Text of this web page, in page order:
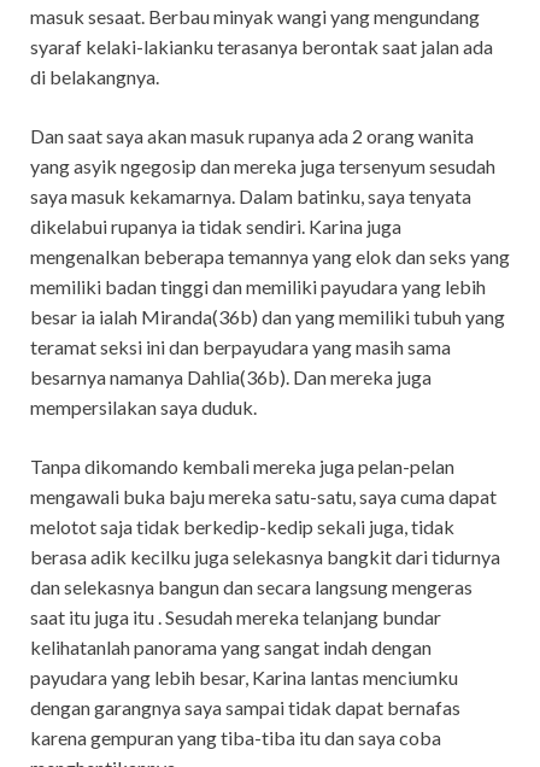
masuk sesaat. Berbau minyak wangi yang mengundang
syaraf kelaki-lakianku terasanya berontak saat jalan ada
di belakangnya.
Dan saat saya akan masuk rupanya ada 2 orang wanita
yang asyik ngegosip dan mereka juga tersenyum sesudah
saya masuk kekamarnya. Dalam batinku, saya tenyata
dikelabui rupanya ia tidak sendiri. Karina juga
mengenalkan beberapa temannya yang elok dan seks yang
memiliki badan tinggi dan memiliki payudara yang lebih
besar ia ialah Miranda(36b) dan yang memiliki tubuh yang
teramat seksi ini dan berpayudara yang masih sama
besarnya namanya Dahlia(36b). Dan mereka juga
mempersilakan saya duduk.
Tanpa dikomando kembali mereka juga pelan-pelan
mengawali buka baju mereka satu-satu, saya cuma dapat
melotot saja tidak berkedip-kedip sekali juga, tidak
berasa adik kecilku juga selekasnya bangkit dari tidurnya
dan selekasnya bangun dan secara langsung mengeras
saat itu juga itu . Sesudah mereka telanjang bundar
kelihatanlah panorama yang sangat indah dengan
payudara yang lebih besar, Karina lantas menciumku
dengan garangnya saya sampai tidak dapat bernafas
karena gempuran yang tiba-tiba itu dan saya coba